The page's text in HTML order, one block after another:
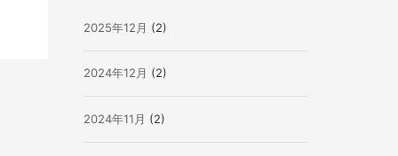
2025年12月 (2)
2024年12月 (2)
2024年11月 (2)